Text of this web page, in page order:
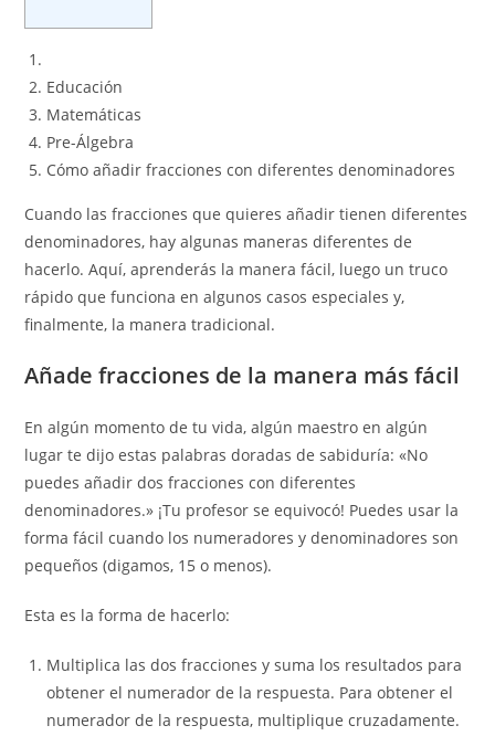
Educación
Matemáticas
Pre-Álgebra
Cómo añadir fracciones con diferentes denominadores
Cuando las fracciones que quieres añadir tienen diferentes
denominadores, hay algunas maneras diferentes de
hacerlo. Aquí, aprenderás la manera fácil, luego un truco
rápido que funciona en algunos casos especiales y,
finalmente, la manera tradicional.
Añade fracciones de la manera más fácil
En algún momento de tu vida, algún maestro en algún
lugar te dijo estas palabras doradas de sabiduría: «No
puedes añadir dos fracciones con diferentes
denominadores.» ¡Tu profesor se equivocó! Puedes usar la
forma fácil cuando los numeradores y denominadores son
pequeños (digamos, 15 o menos).
Esta es la forma de hacerlo:
Multiplica las dos fracciones y suma los resultados para
obtener el numerador de la respuesta. Para obtener el
numerador de la respuesta, multiplique cruzadamente.